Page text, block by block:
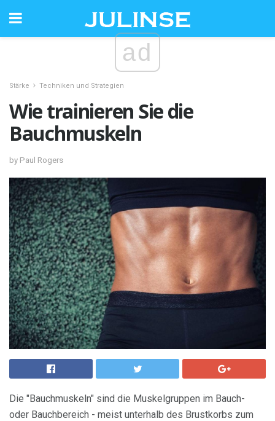
ad
Stärke Techniken und Strategien
Wie trainieren Sie die
Bauchmuskeln
by Paul Rogers
Die "Bauchmuskeln" sind die Muskelgruppen im Bauch-
oder Bauchbereich - meist unterhalb des Brustkorbs zum